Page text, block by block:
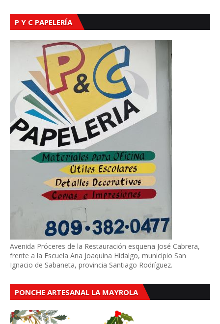
P Y C PAPELERÍA
Avenida Próceres de la Restauración esquena José Cabrera,
frente a la Escuela Ana Joaquina Hidalgo, municipio San
Ignacio de Sabaneta, provincia Santiago Rodríguez.
PONCHE ARTESANAL LA MAYROLA